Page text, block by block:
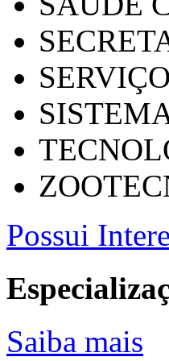
Possui
Saiba mais